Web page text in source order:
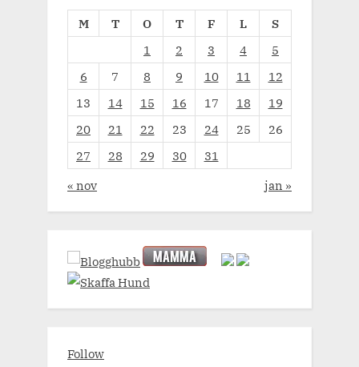
M
T O T F L
S
1
2 3 4
5
6
7 8 9 10 11
12
13
14 15 16 17 18
19
20
21 22 23 24 25
26
27
28 29 30
31
« nov
jan »
Follow